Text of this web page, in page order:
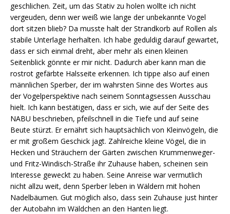
geschlichen. Zeit, um das Stativ zu holen wollte ich nicht
vergeuden, denn wer weiß wie lange der unbekannte Vogel
dort sitzen blieb? Da musste halt der Strandkorb auf Rollen als
stabile Unterlage herhalten. Ich habe geduldig darauf gewartet,
dass er sich einmal dreht, aber mehr als einen kleinen
Seitenblick gönnte er mir nicht. Dadurch aber kann man die
rostrot gefärbte Halsseite erkennen. Ich tippe also auf einen
männlichen Sperber, der im wahrsten Sinne des Wortes aus
der Vogelperspektive nach seinem Sonntagsessen Ausschau
hielt. Ich kann bestätigen, dass er sich, wie auf der Seite des
NABU beschrieben, pfeilschnell in die Tiefe und auf seine
Beute stürzt. Er ernährt sich hauptsächlich von Kleinvögeln, die
er mit großem Geschick jagt. Zahlreiche kleine Vögel, die in
Hecken und Sträuchern der Gärten zwischen Krummenweger-
und Fritz-Windisch-Straße ihr Zuhause haben, scheinen sein
Interesse geweckt zu haben. Seine Anreise war vermutlich
nicht allzu weit, denn Sperber leben in Wäldern mit hohen
Nadelbäumen. Gut möglich also, dass sein Zuhause just hinter
der Autobahn im Wäldchen an den Hanten liegt.